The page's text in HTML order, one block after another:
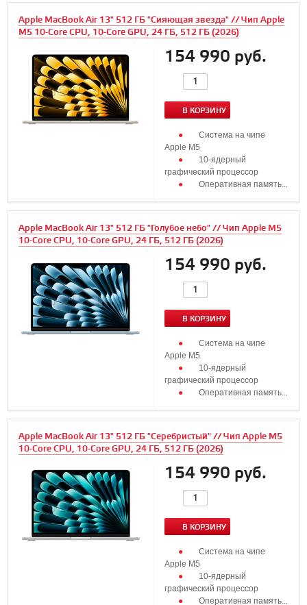
Apple MacBook Air 13" 512 ГБ "Сияющая звезда" // Чип Apple
M5 10-Core CPU, 10-Core GPU, 24 ГБ, 512 ГБ (2026)
154 990 руб.
В КОРЗИНУ
Система на чипе
Apple M5
10‑ядерный
графический процессор
Оперативная память...
Apple MacBook Air 13" 512 ГБ "Голубое небо" // Чип Apple M5
10-Core CPU, 10-Core GPU, 24 ГБ, 512 ГБ (2026)
154 990 руб.
В КОРЗИНУ
Система на чипе
Apple M5
10‑ядерный
графический процессор
Оперативная память...
Apple MacBook Air 13" 512 ГБ "Серебристый" // Чип Apple M5
10-Core CPU, 10-Core GPU, 24 ГБ, 512 ГБ (2026)
154 990 руб.
В КОРЗИНУ
Система на чипе
Apple M5
10‑ядерный
графический процессор
Оперативная память...